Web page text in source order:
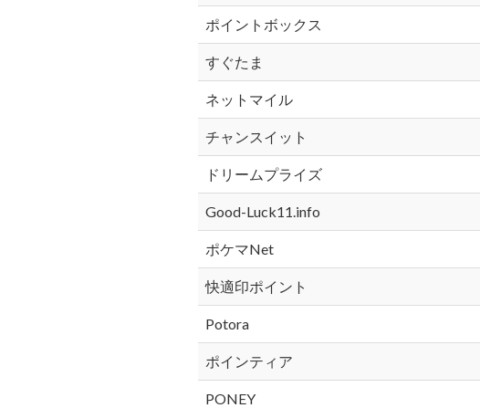
ポイントボックス
すぐたま
ネットマイル
チャンスイット
ドリームプライズ
Good-Luck11.info
ポケマNet
快適印ポイント
Potora
ポインティア
PONEY